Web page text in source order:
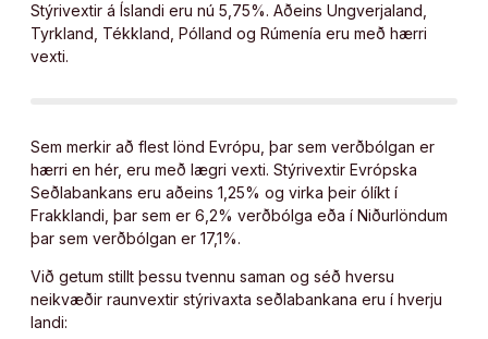
Stýrivextir á Íslandi eru nú 5,75%. Aðeins Ungverjaland,
Tyrkland, Tékkland, Pólland og Rúmenía eru með hærri
vexti.
Sem merkir að flest lönd Evrópu, þar sem verðbólgan er
hærri en hér, eru með lægri vexti. Stýrivextir Evrópska
Seðlabankans eru aðeins 1,25% og virka þeir ólíkt í
Frakklandi, þar sem er 6,2% verðbólga eða í Niðurlöndum
þar sem verðbólgan er 17,1%.
Við getum stillt þessu tvennu saman og séð hversu
neikvæðir raunvextir stýrivaxta seðlabankana eru í hverju
landi: